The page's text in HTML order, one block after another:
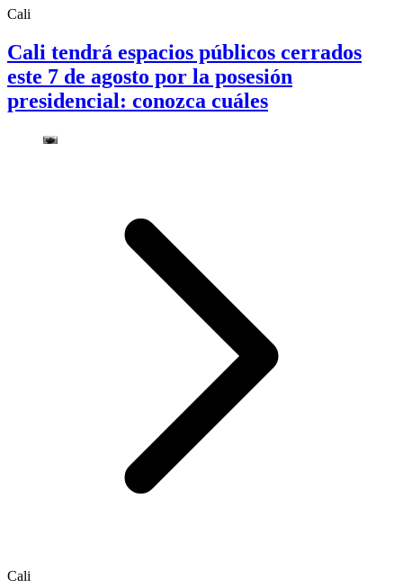
Cali
Cali tendrá espacios públicos cerrados
este 7 de agosto por la posesión
presidencial: conozca cuáles
Cali